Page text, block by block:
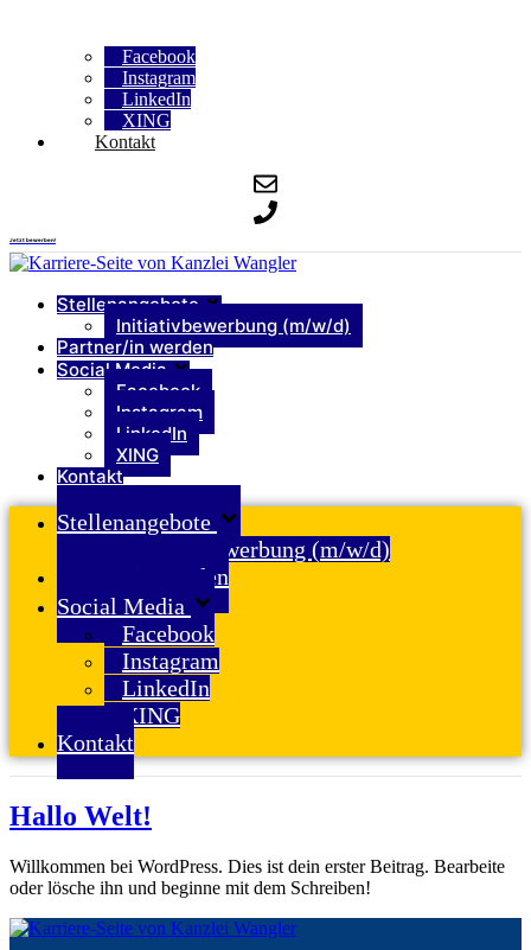
Facebook
Instagram
LinkedIn
XING
Kontakt
Jetzt bewerben!
Stellenangebote
Initiativbewerbung (m/w/d)
Partner/in werden
Social Media
Facebook
Instagram
LinkedIn
XING
Kontakt
Stellenangebote
Initiativbewerbung (m/w/d)
Partner/in werden
Social Media
Facebook
Instagram
LinkedIn
XING
Kontakt
Hallo Welt!
Willkommen bei WordPress. Dies ist dein erster Beitrag. Bearbeite
oder lösche ihn und beginne mit dem Schreiben!